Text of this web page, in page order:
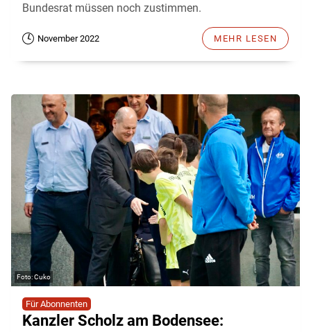
Bundesrat müssen noch zustimmen.
November 2022 MEHR LESEN
Cuko
Für Abonnenten
Kanzler Scholz am Bodensee: